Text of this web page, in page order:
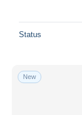
Status
New